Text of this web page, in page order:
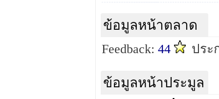
ข้อมูลหน้าตลาด
Feedback: 44 ประ
ข้อมูลหน้าประมูล